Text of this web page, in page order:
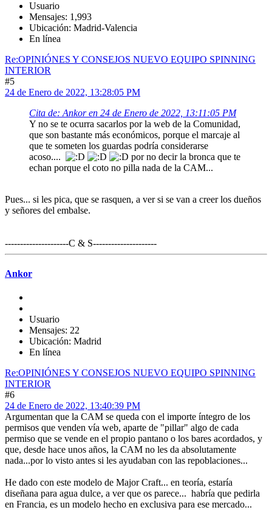
Usuario
Mensajes: 1,993
Ubicación: Madrid-Valencia
En línea
Re:OPINIÓNES Y CONSEJOS NUEVO EQUIPO SPINNING
INTERIOR
#5
24 de Enero de 2022, 13:28:05 PM
Cita de: Ankor en 24 de Enero de 2022, 13:11:05 PM
Y no se te ocurra sacarlos por la web de la Comunidad,
que son bastante más económicos, porque el marcaje al
que te someten los guardas podría considerarse
acoso....
por no decir la bronca que te
echan porque el coto no pilla nada de la CAM...
Pues... si les pica, que se rasquen, a ver si se van a creer los dueños
y señores del embalse.
---------------------C & S---------------------
Ankor
Usuario
Mensajes: 22
Ubicación: Madrid
En línea
Re:OPINIÓNES Y CONSEJOS NUEVO EQUIPO SPINNING
INTERIOR
#6
24 de Enero de 2022, 13:40:39 PM
Argumentan que la CAM se queda con el importe íntegro de los
permisos que venden vía web, aparte de "pillar" algo de cada
permiso que se vende en el propio pantano o los bares acordados, y
que, desde hace unos años, la CAM no les da absolutamente
nada...por lo visto antes si les ayudaban con las repoblaciones...
He dado con este modelo de Major Craft... en teoría, estaría
diseñana para agua dulce, a ver que os parece... habría que pedirla
en Francia, es un modelo hecho en exclusiva para ese mercado...